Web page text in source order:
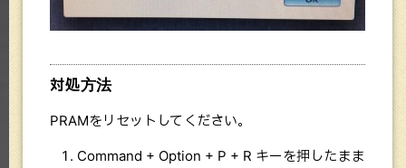
対処方法
PRAMをリセットしてください。
Command + Option + P + R キーを押したまま